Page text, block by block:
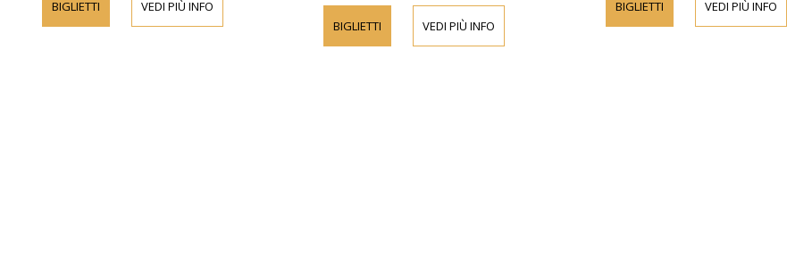
BIGLIETTI VEDI PIÙ INFO
BIGLIETTI VEDI PIÙ INFO
BIGLIETTI VEDI PIÙ INFO